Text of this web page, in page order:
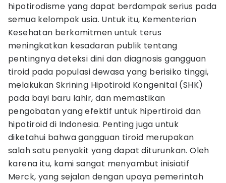
hipotirodisme yang dapat berdampak serius pada
semua kelompok usia. Untuk itu, Kementerian
Kesehatan berkomitmen untuk terus
meningkatkan kesadaran publik tentang
pentingnya deteksi dini dan diagnosis gangguan
tiroid pada populasi dewasa yang berisiko tinggi,
melakukan Skrining Hipotiroid Kongenital (SHK)
pada bayi baru lahir, dan memastikan
pengobatan yang efektif untuk hipertiroid dan
hipotiroid di Indonesia. Penting juga untuk
diketahui bahwa gangguan tiroid merupakan
salah satu penyakit yang dapat diturunkan. Oleh
karena itu, kami sangat menyambut inisiatif
Merck, yang sejalan dengan upaya pemerintah